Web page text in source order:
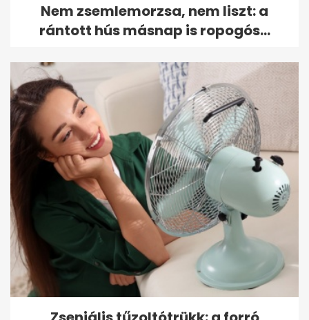
Nem zsemlemorzsa, nem liszt: a
rántott hús másnap is ropogós...